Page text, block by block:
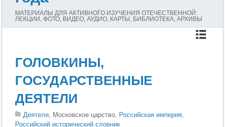
МАТЕРИАЛЫ ДЛЯ АКТИВНОГО ИЗУЧЕНИЯ ОТЕЧЕСТВЕННОЙ:
ЛЕКЦИИ, ФОТО, ВИДЕО, АУДИО, КАРТЫ, БИБЛИОТЕКА, АРХИВЫ
ГОЛОВКИНЫ,
ГОСУДАРСТВЕННЫЕ
ДЕЯТЕЛИ
Деятели, Московское царство, Российская империя,
Российский исторический словник